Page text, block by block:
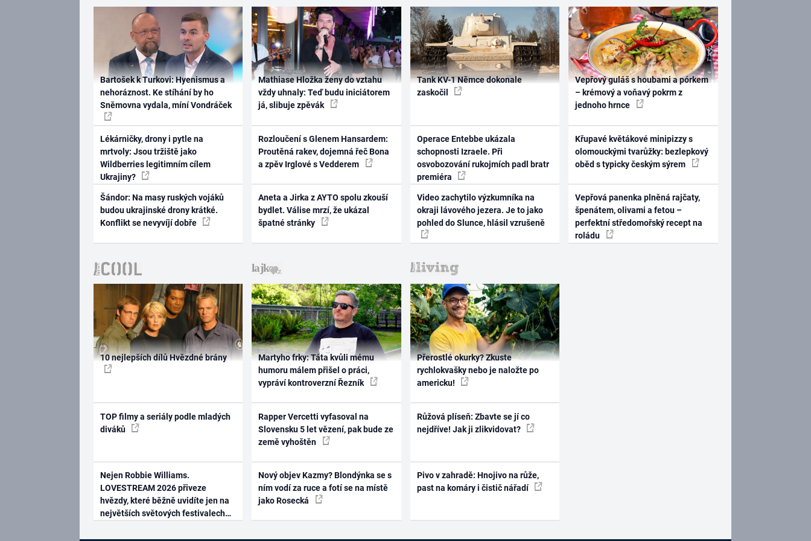
Bartošek k Turkovi: Hyenismus a
nehoráznost. Ke stíhání by ho
Sněmovna vydala, míní Vondráček
Lékárničky, drony i pytle na
mrtvoly: Jsou tržiště jako
Wildberries legitimním cílem
Ukrajiny?
Šándor: Na masy ruských vojáků
budou ukrajinské drony krátké.
Konflikt se nevyvíjí dobře
Mathiase Hložka ženy do vztahu
vždy uhnaly: Teď budu iniciátorem
já, slibuje zpěvák
Rozloučení s Glenem Hansardem:
Proutěná rakev, dojemná řeč Bona
a zpěv Irglové s Vedderem
Aneta a Jirka z AYTO spolu zkouší
bydlet. Válise mrzí, že ukázal
špatné stránky
Tank KV-1 Němce dokonale
zaskočil
Operace Entebbe ukázala
schopnosti Izraele. Při
osvobozování rukojmích padl bratr
premiéra
Video zachytilo výzkumníka na
okraji lávového jezera. Je to jako
pohled do Slunce, hlásil vzrušeně
Vepřový guláš s houbami a pórkem
– krémový a voňavý pokrm z
jednoho hrnce
Křupavé květákové minipizzy s
olomouckými tvarůžky: bezlepkový
oběd s typicky českým sýrem
Vepřová panenka plněná rajčaty,
špenátem, olivami a fetou –
perfektní středomořský recept na
roládu
10 nejlepších dílů Hvězdné brány
TOP filmy a seriály podle mladých
diváků
Nejen Robbie Williams.
LOVESTREAM 2026 přiveze
hvězdy, které běžně uvidíte jen na
největších světových festivalech
Martyho frky: Táta kvůli mému
humoru málem přišel o práci,
vypráví kontroverzní Řezník
Rapper Vercetti vyfasoval na
Slovensku 5 let vězení, pak bude ze
země vyhoštěn
Nový objev Kazmy? Blondýnka se s
ním vodí za ruce a fotí se na místě
jako Rosecká
Přerostlé okurky? Zkuste
rychlokvašky nebo je naložte po
americku!
Růžová plíseň: Zbavte se jí co
nejdříve! Jak ji zlikvidovat?
Pivo v zahradě: Hnojivo na růže,
past na komáry i čistič nářadí